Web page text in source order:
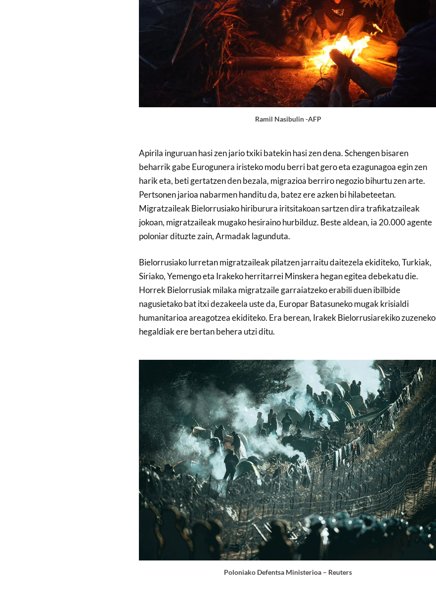
Ramil Nasibulin -AFP
Apirila inguruan hasi zen jario txiki batekin hasi zen dena. Schengen bisaren
beharrik gabe Eurogunera iristeko modu berri bat gero eta ezagunagoa egin zen
harik eta, beti gertatzen den bezala, migrazioa berriro negozio bihurtu zen arte.
Pertsonen jarioa nabarmen handitu da, batez ere azken bi hilabeteetan.
Migratzaileak Bielorrusiako hiriburura iritsitakoan sartzen dira trafikatzaileak
jokoan, migratzaileak mugako hesiraino hurbilduz. Beste aldean, ia 20.000 agente
poloniar dituzte zain, Armadak lagunduta.
Bielorrusiako lurretan migratzaileak pilatzen jarraitu daitezela ekiditeko, Turkiak,
Siriako, Yemengo eta Irakeko herritarrei Minskera hegan egitea debekatu die.
Horrek Bielorrusiak milaka migratzaile garraiatzeko erabili duen ibilbide
nagusietako bat itxi dezakeela uste da, Europar Batasuneko mugak krisialdi
humanitarioa areagotzea ekiditeko. Era berean, Irakek Bielorrusiarekiko zuzeneko
hegaldiak ere bertan behera utzi ditu.
Poloniako Defentsa Ministerioa – Reuters